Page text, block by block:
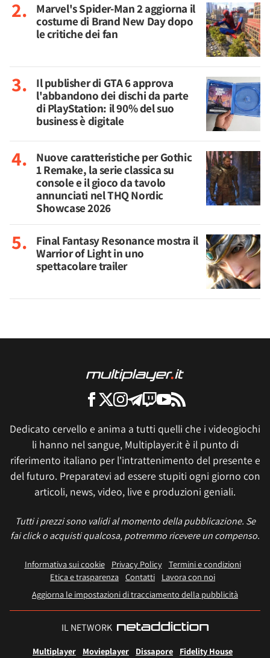
Marvel's Spider-Man 2 aggiorna il
costume di Brand New Day dopo
le critiche dei fan
Il publisher di GTA 6 approva
l'abbandono dei dischi da parte
di PlayStation: il 90% del suo
business è digitale
Nuove caratteristiche per Gothic
1 Remake, la serie classica su
console e il gioco da tavolo
annunciati nel THQ Nordic
Showcase 2026
Final Fantasy Resonance mostra il
Warrior of Light in uno
spettacolare trailer
Dedicato cervello e anima a tutti quelli che i videogiochi
li hanno nel sangue, Multiplayer.it è il punto di
riferimento italiano per l'intrattenimento del presente e
del futuro. Preparatevi ad essere stupiti ogni giorno con
articoli, news, video, live e produzioni geniali.
Tutti i prezzi sono validi al momento della pubblicazione. Se
fai click o acquisti qualcosa, potremmo ricevere un compenso.
Informativa sui cookie Privacy Policy
Termini e condizioni
Etica e trasparenza Contatti
Lavora con noi
Aggiorna le impostazioni di tracciamento della pubblicità
IL NETWORK
Multiplayer Movieplayer Dissapore Fidelity House